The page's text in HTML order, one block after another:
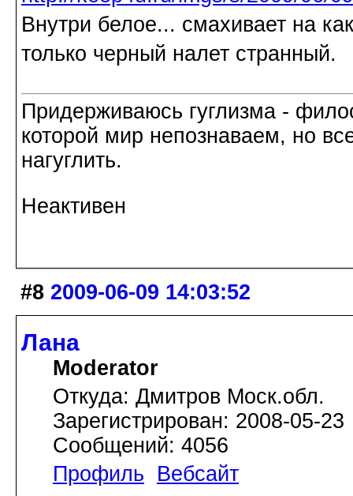
Внутри белое... смахивает на
только черный налет странный.
Придерживаюсь гуглизма -
которой мир непознаваем, но
нагуглить.
Неактивен
#8 2009-06-09 14:03:52
Лана
Moderator
Откуда: Дмитров Моск.обл.
Зарегистрирован: 2008-05-23
Сообщений: 4056
Профиль
Вебсайт